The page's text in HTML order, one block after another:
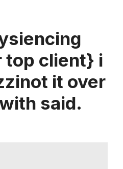
top client} i
it over
said.